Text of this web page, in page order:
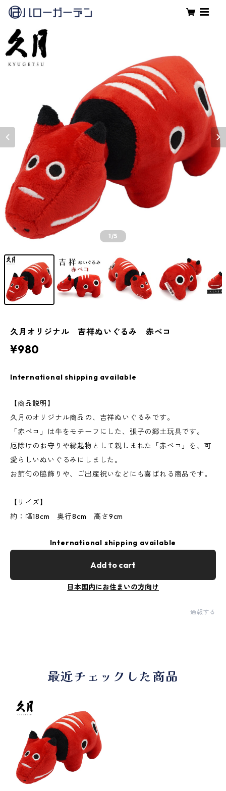
1/5
久月オリジナル 吉祥ぬいぐるみ 赤ベコ
¥980
International shipping available
【商品説明】
久月のオリジナル商品の、吉祥ぬいぐるみです。
「赤ベコ」は牛をモチーフにした、張子の郷土玩具です。
厄除けのお守りや縁起物として親しまれた「赤ベコ」を、可
愛らしいぬいぐるみにしました。
お節句の脇飾りや、ご出産祝いなどにも喜ばれる商品です。
【サイズ】
約：幅18cm 奥行8cm 高さ9cm
International shipping available
Add to cart
日本国内にお住まいの方向け
通報する
最近チェックした商品